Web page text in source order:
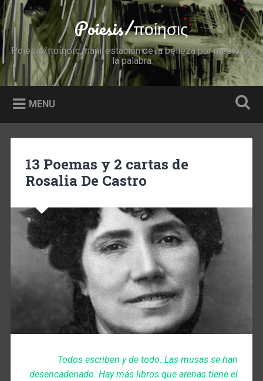
Skip
to
content
Search Poiesis/ποίησις
Poiesis/ποίησις,manifestación de la belleza por medio de
la palabra
MENU
13 Poemas y 2 cartas de
Rosalia De Castro
Todos escriben y de todo. Las musas se han
desenca­denado. Hay más libros que arenas tiene el